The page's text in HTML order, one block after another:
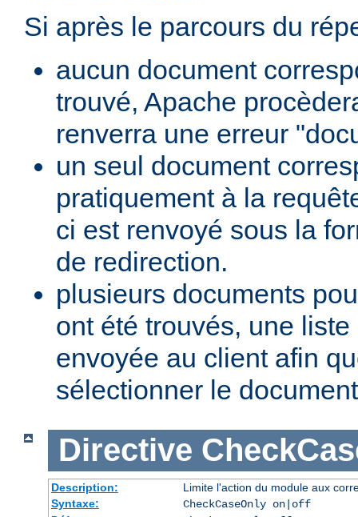
Si après le parcours du
aucun document
trouvé, Apache
renverra une erreur
un seul document
pratiquement à la
ci est renvoyé sous la
de redirection.
plusieurs documents
ont été trouvés, une
envoyée au client afin
sélectionner le
Directive
Description:
Limite l'action du module aux
Syntaxe:
CheckCaseOnly on|off